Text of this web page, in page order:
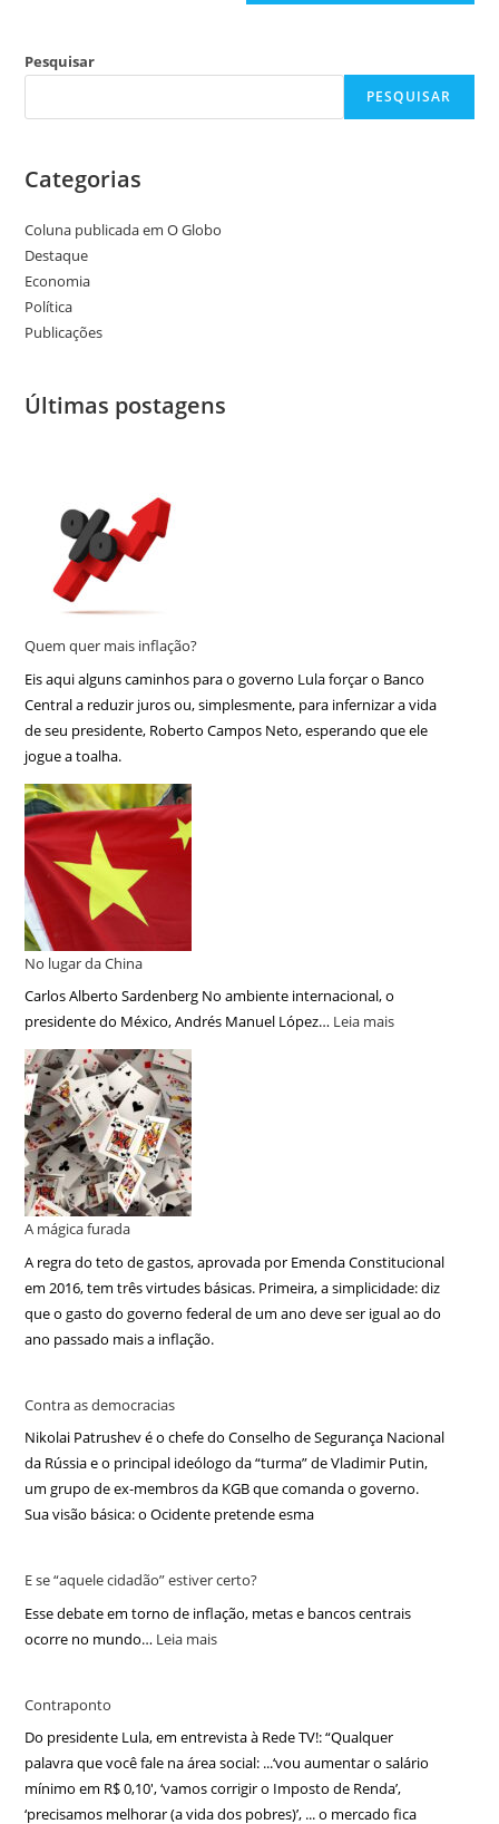
Pesquisar
PESQUISAR
Categorias
Coluna publicada em O Globo
Destaque
Economia
Política
Publicações
Últimas postagens
Quem quer mais inflação?
Eis aqui alguns caminhos para o governo Lula forçar o Banco
Central a reduzir juros ou, simplesmente, para infernizar a vida
de seu presidente, Roberto Campos Neto, esperando que ele
jogue a toalha.
No lugar da China
Carlos Alberto Sardenberg No ambiente internacional, o
presidente do México, Andrés Manuel López… Leia mais
A mágica furada
A regra do teto de gastos, aprovada por Emenda Constitucional
em 2016, tem três virtudes básicas. Primeira, a simplicidade: diz
que o gasto do governo federal de um ano deve ser igual ao do
ano passado mais a inflação.
Contra as democracias
Nikolai Patrushev é o chefe do Conselho de Segurança Nacional
da Rússia e o principal ideólogo da “turma” de Vladimir Putin,
um grupo de ex-membros da KGB que comanda o governo.
Sua visão básica: o Ocidente pretende esma
E se “aquele cidadão” estiver certo?
Esse debate em torno de inflação, metas e bancos centrais
ocorre no mundo… Leia mais
Contraponto
Do presidente Lula, em entrevista à Rede TV!: “Qualquer
palavra que você fale na área social: ...‘vou aumentar o salário
mínimo em R$ 0,10′, ‘vamos corrigir o Imposto de Renda’,
‘precisamos melhorar (a vida dos pobres)’, ... o mercado fica